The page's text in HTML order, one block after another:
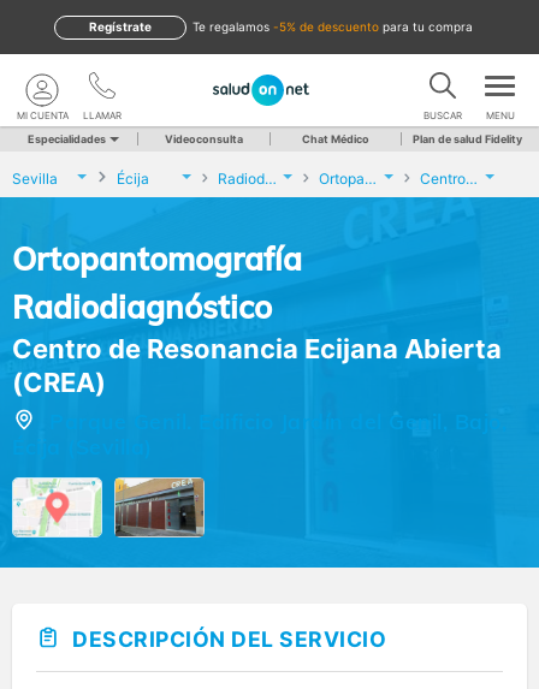
te regalamos -5% de descuento para tu compra
Regístrate
LLAMAR
MI CUENTA BUSCAR MENU
Especialidades Videoconsulta Chat Médico Plan de salud Fidelity
Sevilla Écija Radiodiagnóstico Ortopantomografía Radiodiagnóstico Centro de Resonancia Ecijana Abierta (CREA)
Ortopantomografía
Radiodiagnóstico
Centro de Resonancia Ecijana Abierta
(CREA)
Parque Genil. Edificio Jardín del Genil, Bajo,
DESCRIPCIÓN DEL SERVICIO